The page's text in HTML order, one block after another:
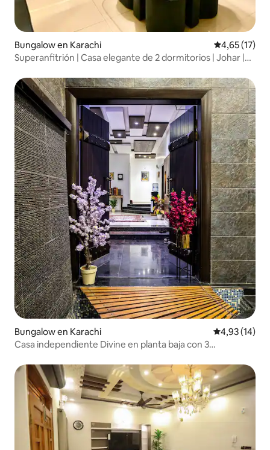
Bungalow en Karachi Calificación
4,65 (17)
Superanfitrión | Casa elegante de 2 dormitorios | Johar |
Bungalow en Karachi Calificación
4,93 (14)
Casa independiente Divine en planta baja con 3